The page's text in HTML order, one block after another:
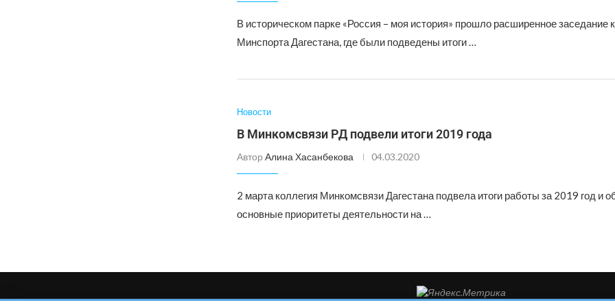
В историческом парке «Россия – моя история» прошло расширенное заседание
Минспорта Дагестана, где были подведены итоги …
Новости
В Минкомсвязи РД подвели итоги 2019 года
Автор Алина Хасанбекова 04.03.2020
2 марта коллегия Минкомсвязи Дагестана подвела итоги работы за 2019 год и
основные приоритеты деятельности на …